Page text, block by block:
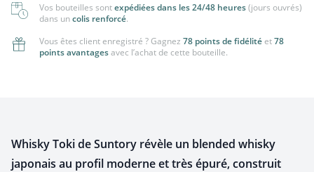
Vos bouteilles sontexpédiées dans les 24/48 heures(jours ouvrés)
dans uncolis renforcé.
Vous êtes client enregistré ? Gagnez 78 points de fidélité et78
points avantagesavec l’achat de cette bouteille.
Whisky Toki de Suntory révèle un blended whisky
japonais au profil moderne et très épuré, construit